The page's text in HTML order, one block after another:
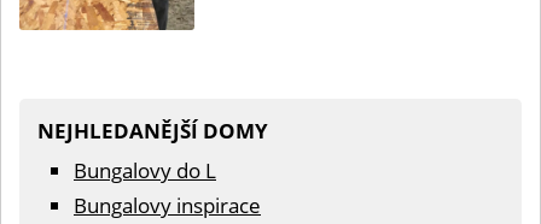
NEJHLEDANĚJŠÍ DOMY
Bungalovy do L
Bungalovy inspirace